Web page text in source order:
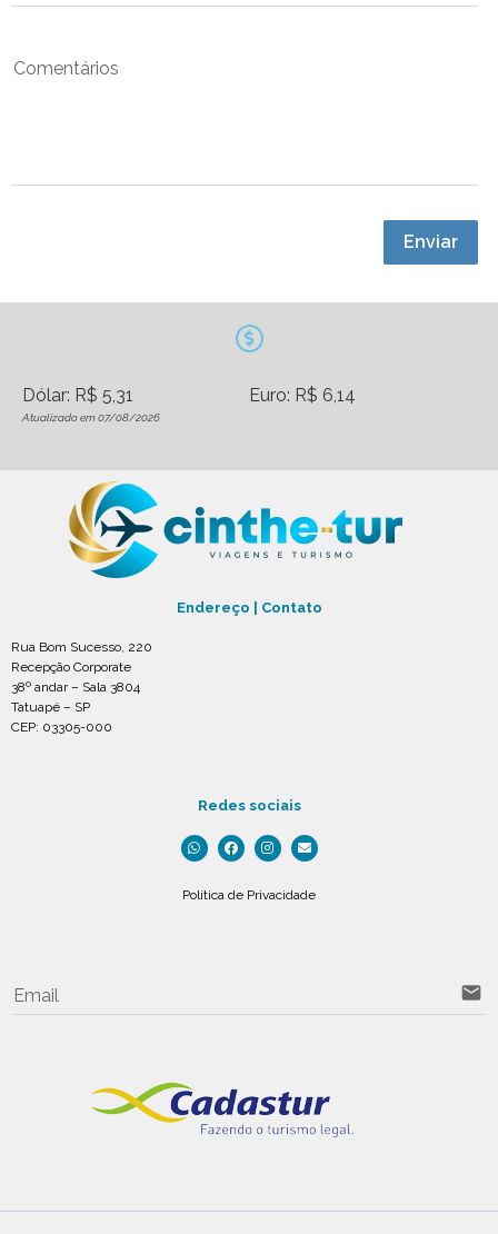
Comentários
Enviar
Dólar: R$ 5,31 Euro: R$ 6,14
Atualizado em 07/08/2026
Endereço | Contato
Rua Bom Sucesso, 220
Recepção Corporate
38º andar – Sala 3804
Tatuapé – SP
CEP: 03305-000
Redes sociais
Política de Privacidade
Email email